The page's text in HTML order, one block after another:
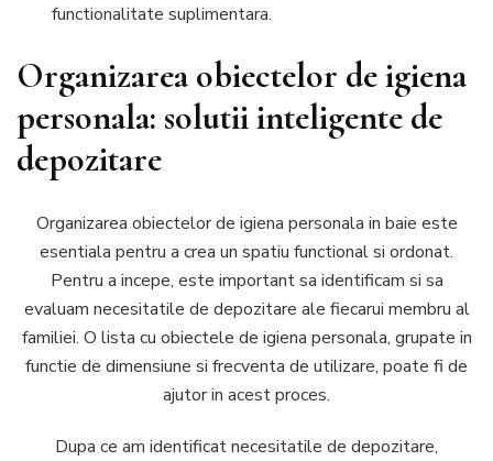
functionalitate suplimentara.
Organizarea obiectelor de igiena
personala: solutii inteligente de
depozitare
Organizarea obiectelor de igiena personala in baie este
esentiala pentru a crea un spatiu functional si ordonat.
Pentru a incepe, este important sa identificam si sa
evaluam necesitatile de depozitare ale fiecarui membru al
familiei. O lista cu obiectele de igiena personala, grupate in
functie de dimensiune si frecventa de utilizare, poate fi de
ajutor in acest proces.
Dupa ce am identificat necesitatile de depozitare,